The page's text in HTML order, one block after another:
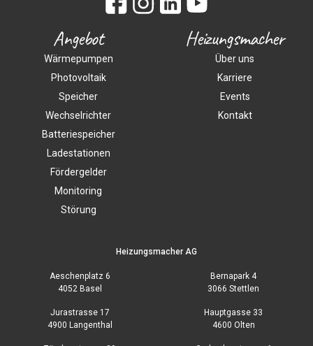
Angebot
Wärmepumpen
Photovoltaik
Speicher
Wechselrichter
Batteriespeicher
Ladestationen
Fördergelder
Monitoring
Störung
Heizungsmacher
Über uns
Karriere
Events
Kontakt
Heizungsmacher AG
Aeschenplatz 6
4052 Basel
Bernapark 4
3066 Stettlen
Jurastrasse 17
4900 Langenthal
Hauptgasse 33
4600 Olten